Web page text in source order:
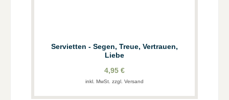
Servietten - Segen, Treue, Vertrauen,
Liebe
4,95 €
inkl. MwSt. zzgl. Versand